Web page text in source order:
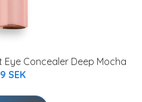
Eye Concealer Deep Mocha
SEK